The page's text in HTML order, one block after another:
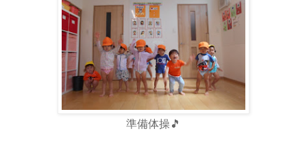
準備体操🎵